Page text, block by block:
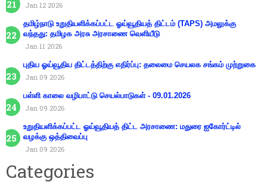
Jan 12 2026
தமிழ்நாடு உறுதியளிக்கப்பட்ட ஓய்வூதியத் திட்டம் (TAPS) அமலுக்கு
வந்தது: தமிழக அரசு அரசாணை வெளியீடு
Jan 11 2026
புதிய ஓய்வூதிய திட்டத்திற்கு எதிர்ப்பு: தலைமை செயலக சங்கம் முற்றுகை
Jan 09 2026
பள்ளி காலை வழிபாட்டு செயல்பாடுகள் - 09.01.2026
Jan 09 2026
உறுதியளிக்கப்பட்ட ஓய்வூதியத் திட்ட அரசாணை: மதுரை ஐகோர்ட்டில்
வழக்கு ஒத்திவைப்பு
Jan 09 2026
Categories